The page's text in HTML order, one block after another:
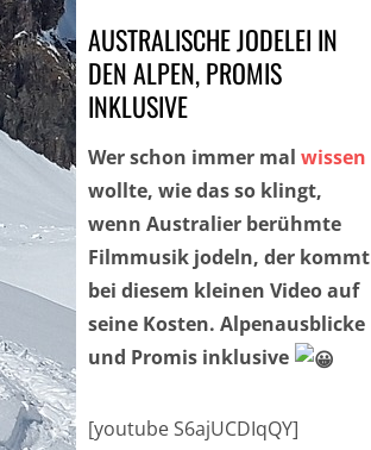
AUSTRALISCHE JODELEI IN
DEN ALPEN, PROMIS
INKLUSIVE
Wer schon immer mal wissen
wollte, wie das so klingt,
wenn Australier berühmte
Filmmusik jodeln, der kommt
bei diesem kleinen Video auf
seine Kosten. Alpenausblicke
und Promis inklusive
[youtube S6ajUCDIqQY]